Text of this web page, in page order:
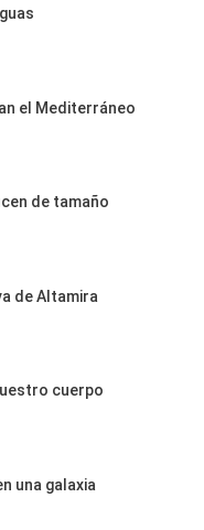
el Mediterráneo
de tamaño
de Altamira
cuerpo
una galaxia